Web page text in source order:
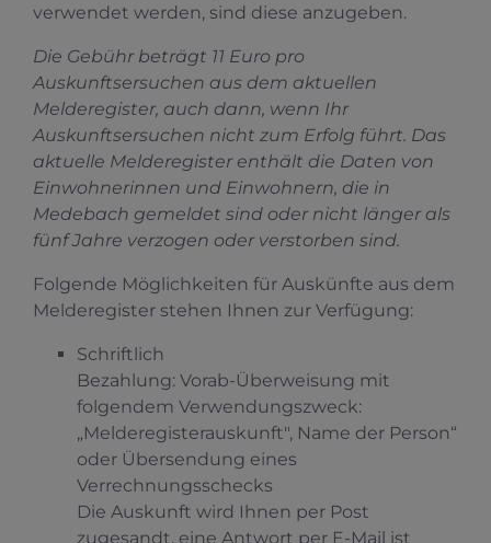
verwendet werden, sind diese anzugeben.
Die Gebühr beträgt 11 Euro pro
Auskunftsersuchen aus dem aktuellen
Melderegister, auch dann, wenn Ihr
Auskunftsersuchen nicht zum Erfolg führt. Das
aktuelle Melderegister enthält die Daten von
Einwohnerinnen und Einwohnern, die in
Medebach gemeldet sind oder nicht länger als
fünf Jahre verzogen oder verstorben sind.
Folgende Möglichkeiten für Auskünfte aus dem
Melderegister stehen Ihnen zur Verfügung:
Schriftlich
Bezahlung: Vorab-Überweisung mit
folgendem Verwendungszweck:
„Melderegisterauskunft", Name der Person“
oder Übersendung eines
Verrechnungsschecks
Die Auskunft wird Ihnen per Post
zugesandt, eine Antwort per E-Mail ist